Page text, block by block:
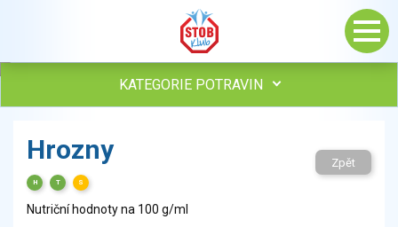
KATEGORIE POTRAVIN
Vejce
Mléko
Hrozny
H T S
Zpět
Nutriční hodnoty na 100 g/ml